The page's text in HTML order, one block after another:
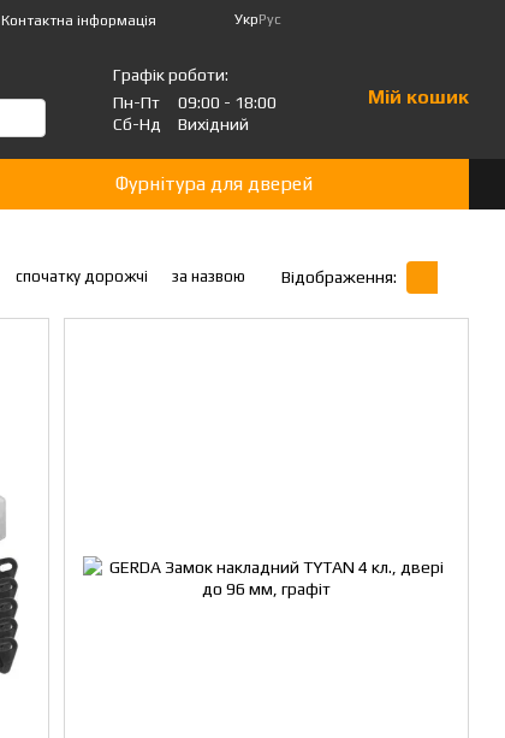
Контактна інформація УкрРус
Графік роботи:
Пн-Пт
09:00 - 18:00
Сб-Нд
Вихідний
Мій кошик
Фурнітура для дверей
спочатку дорожчі за назвою Відображення: